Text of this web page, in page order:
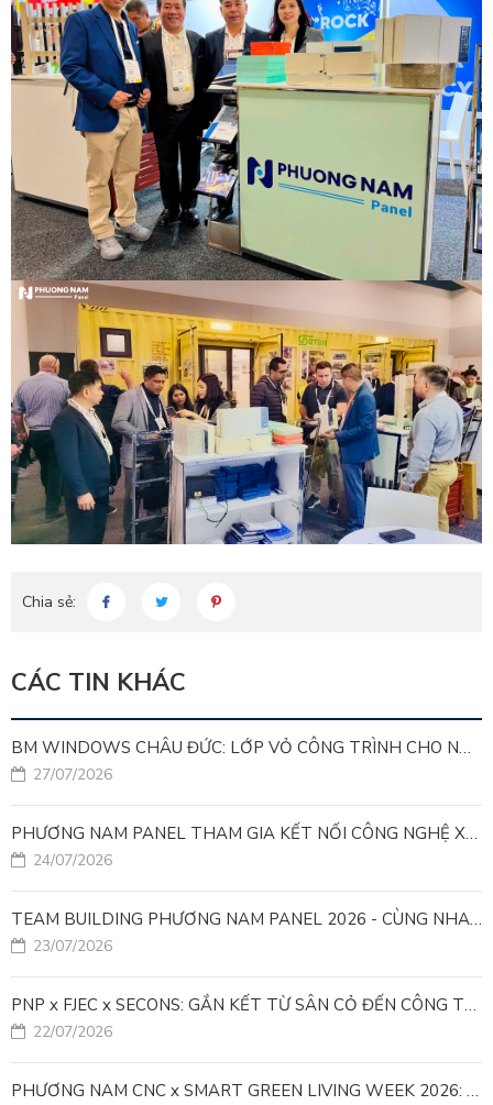
Chia sẻ:
CÁC TIN KHÁC
BM WINDOWS CHÂU ĐỨC: LỚP VỎ CÔNG TRÌNH CHO NHÀ MÁY LEED GOLD
27/07/2026
PHƯƠNG NAM PANEL THAM GIA KẾT NỐI CÔNG NGHỆ XANH VÌ MỤC TIÊU PHÁT TRIỂN BỀN VỮNG
24/07/2026
TEAM BUILDING PHƯƠNG NAM PANEL 2026 - CÙNG NHAU ĐI XA, CÙNG NHAU LỚN MẠNH
23/07/2026
PNP x FJEC x SECONS: GẮN KẾT TỪ SÂN CỎ ĐẾN CÔNG TRÌNH
22/07/2026
PHƯƠNG NAM CNC x SMART GREEN LIVING WEEK 2026: KIẾN TẠO ĐÔ THỊ XANH TỪ NHỮNG GIẢI PHÁP FACADE